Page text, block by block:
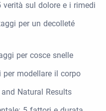
sul dolore e i rimedi
per un decolleté
per cosce snelle
modellare il corpo
Natural Results